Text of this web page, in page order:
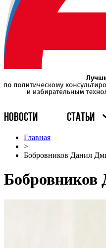
НОВОСТИ СТАТЬИ
Главная
>
Бобровников Данил
Бобровников